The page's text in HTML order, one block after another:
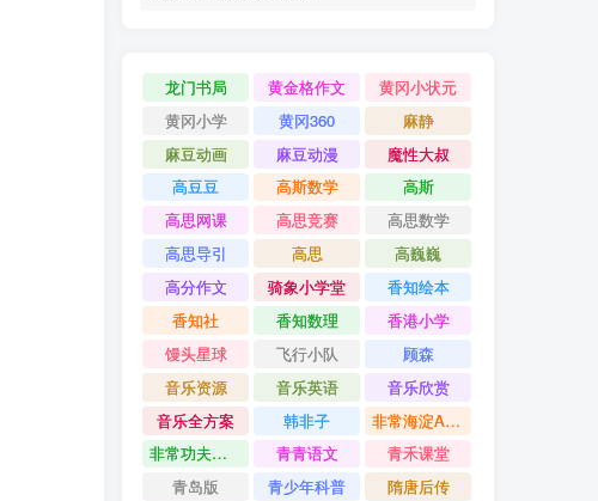
龙门书局 黄金格作文
黄冈小状元
黄冈小学
黄冈360
麻静
麻豆动画
麻豆动漫
魔性大叔
高豆豆
高斯数学
高斯
高思网课
高思竞赛
高思数学
高思导引
高思
高巍巍
高分作文
骑象小学堂
香知绘本
香知社
香知数理
香港小学
馒头星球
飞行小队
顾森
音乐资源
音乐英语
音乐欣赏
音乐全方案
韩非子
非常海淀AB卷
非常功夫作文
青青语文
青禾课堂
青岛版
青少年科普
隋唐后传